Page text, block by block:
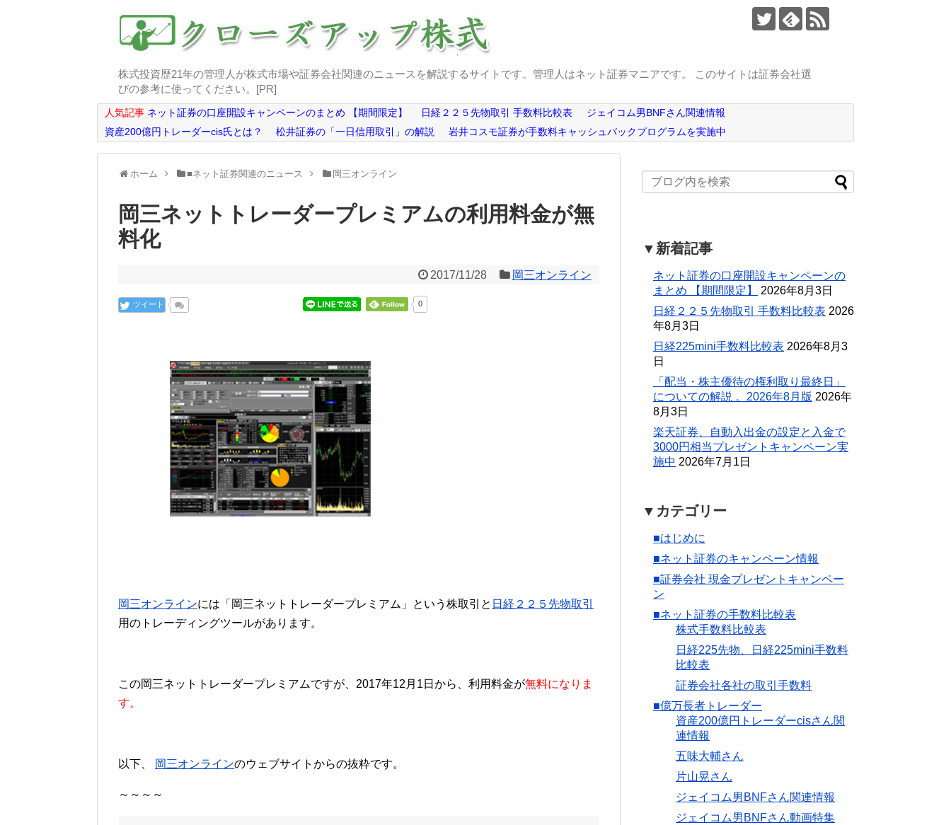
株式投資歴21年の管理人が株式市場や証券会社関連のニュースを解説するサイトです。管理人はネット証券マニアです。 このサイトは証券会社選
びの参考に使ってください。[PR]
人気記事 ネット証券の口座開設キャンペーンのまとめ 【期間限定】 日経２２５先物取引 手数料比較表
ジェイコム男BNFさん関連情報
資産200億円トレーダーcis氏とは？
松井証券の「一日信用取引」の解説 岩井コスモ証券が手数料キャッシュバックプログラムを実施中
ホーム ■ネット証券関連のニュース 岡三オンライン
岡三ネットトレーダープレミアムの利用料金が無
料化
2017/11/28 岡三オンライン
ツイート 0
岡三オンラインには「岡三ネットトレーダープレミアム」という株取引と 日経２２５先物取引
用のトレーディングツールがあります。
この岡三ネットトレーダープレミアムですが、2017年12月1日から、利用料金が無料になりま
す。
以下、 岡三オンラインのウェブサイトからの抜粋です。
～～～～
▼新着記事
ネット証券の口座開設キャンペーンの
まとめ 【期間限定】
2026年8月3日
日経２２５先物取引 手数料比較表 2026
年8月3日
日経225mini手数料比較表 2026年8月3
日
「配当・株主優待の権利取り最終日」
についての解説 。2026年8月版 2026年
8月3日
楽天証券、自動入出金の設定と入金で
3000円相当プレゼントキャンペーン実
施中 2026年7月1日
▼カテゴリー
■はじめに
■ネット証券のキャンペーン情報
■証券会社 現金プレゼントキャンペー
ン
■ネット証券の手数料比較表
株式手数料比較表
日経225先物、日経225mini手数料
比較表
証券会社各社の取引手数料
■億万長者トレーダー
資産200億円トレーダーcisさん関
連情報
五味大輔さん
片山晃さん
ジェイコム男BNFさん関連情報
ジェイコム男BNFさん動画特集